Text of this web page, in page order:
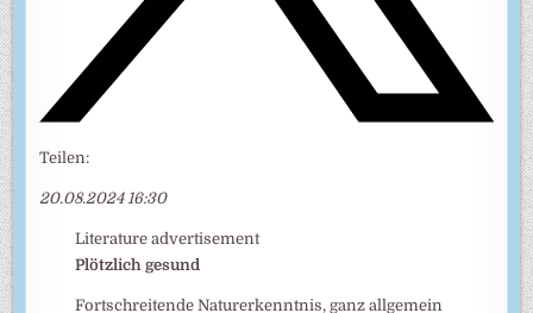
Teilen:
20.08.2024 16:30
Literature advertisement
Plötzlich gesund
Fortschreitende Naturerkenntnis, ganz allgemein